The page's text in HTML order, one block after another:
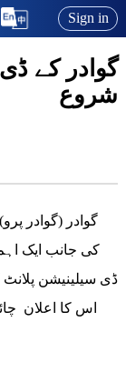
Sign in
گوادر کے
شروع
گوادر (گوادر
اس کا اعلان